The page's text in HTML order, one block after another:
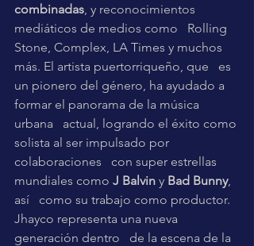
combinadas , y reconocimientos
mediáticos de medios como   Rolling
Stone, Complex, LA Times y muchos
más. El artista puertorriqueño, que   es
un pionero del género, ha ayudado a
formar el panorama de la música
urbana   actual, logrando el éxito como
solista al ser impulsado por
colaboraciones   con super estrellas
mundiales como J Balvin y Bad Bunny,
así   como su trabajo como productor.
Jhayco representa una nueva
generación dentro   de la escena de la